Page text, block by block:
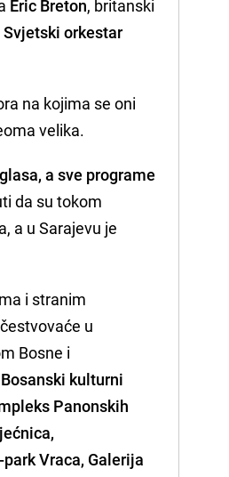
Eric Breton, britanski
orkestar
na kojima se oni
velika.
a sve programe
da su tokom
a u Sarajevu je
i stranim
u
Bosne i
kulturni
Panonskih
Vraca, Galerija